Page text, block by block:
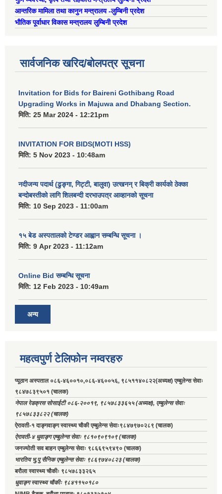
आन्तरिक मामिला तथा कानुन मन्त्रालय -लुम्बिनी प्रदेश
भौतिक पूर्वाधार विकास मन्त्रालय लुम्बिनी प्रदेश
सार्वजनिक खरिद/बोलपत्र सूचना
Invitation for Bids for Baireni Gothibang Road
Upgrading Works in Majuwa and Dhabang Section.
मिति: 25 Mar 2024 - 12:21pm
INVITATION FOR BIDS(MOTI HSS)
मिति: 5 Nov 2023 - 10:48am
नदीजन्य पदार्थ (ढुङ्गा, गिट्टी, बालुवा) उत्खनन् र बिक्री कार्यको ठेक्का
बन्दोबस्तीको लागि शिलबन्दी दरभाउपत्र आव्हानको सूचना
मिति: 10 Sep 2023 - 11:00am
१५ बेड अस्पतालको टेण्डर आह्वान सम्बन्धि सूचना ।
मिति: 9 Apr 2023 - 11:12am
Online Bid सम्बन्धि सूचना
मिति: 12 Feb 2023 - 10:49am
अन्य
महत्वपुर्ण टेलिफोन नम्वरहरु
प्यूठान अस्पताल ०८६-४६००१०,०८६-४६००५६, ९८५११४०८२२(अध्यक्ष) एम्बुलेन्स सेवाः
९८४७८३९५०१ (चालक)
नेपाल रेडक्रस सोसाईटी ०८६-२००१९, ९८५७८३३६५५ (अध्यक्ष), एम्बुलेन्स सेवाः
९८५७८३३८२२ (चालक)
ऐरावती-१ दाङ्गवाङ्ग स्वास्थ्य चौकी एम्बुलेन्स सेवाः९८४७९७०२८९ (चालक)
ऐरावती-४ धुवाङ्ग एम्बुलेन्स सेवाः ९८१०९०९१०९ (चालक)
जनज्योती सव बाहन एम्बुलेन्स सेवाः ९८६६९५९४९० (चालक)
भारतिय भु.पु सैनिक एम्बुलेन्स सेवाः ९८६९७४०८२३ (चालक)
बरौला स्वास्थ्य चौकीः ९८५७८३३२६५
धुवाङ्ग स्वास्थ्य चौकीः ९८४११५०१८०